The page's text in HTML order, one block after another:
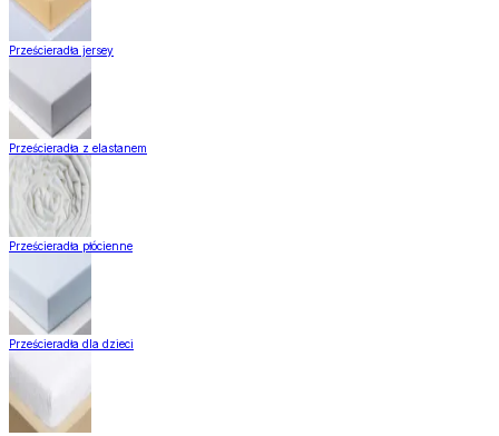
Prześcieradła jersey
Prześcieradła z elastanem
Prześcieradła płócienne
Prześcieradła dla dzieci